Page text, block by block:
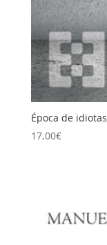
Época de idiotas
17,00€